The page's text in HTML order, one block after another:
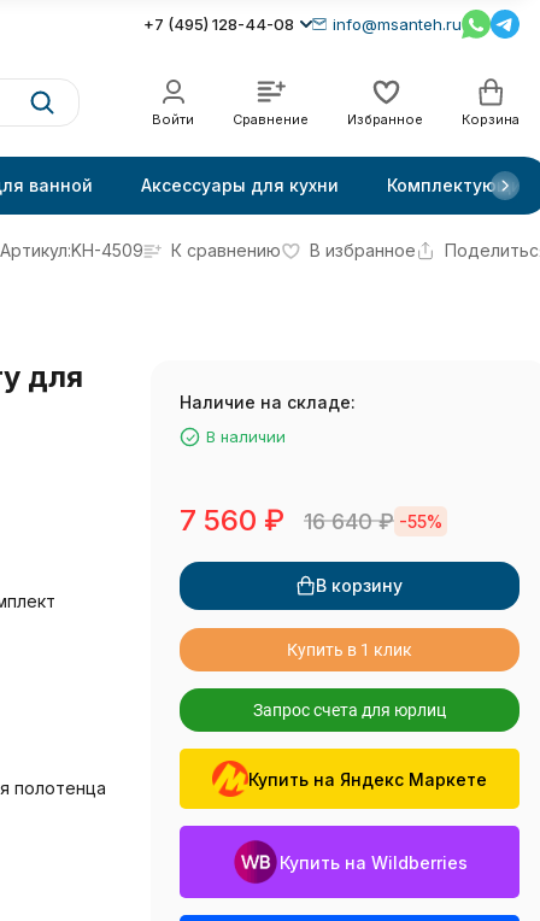
+7 (495) 128-44-08 info@msanteh.ru
Войти Сравнение Избранное Корзина
ванной Аксессуары для кухни Комплектующие
Артикул:KH-4509 К сравнению В избранное
для
полотенца
Наличие на складе:
В наличии
7 560 ₽ 16 640₽ -55%
В корзину
Купить в 1 клик
Запрос счета для юрлиц
Купить на Яндекс Маркете
Купить на Wildberries